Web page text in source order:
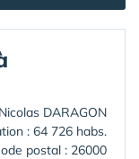
DARAGON
: 64 726 habs.
postal : 26000